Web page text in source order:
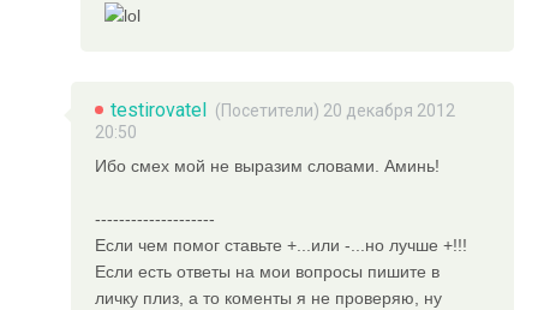
testirovatel
(Посетители) 20 декабря 2012
20:50
Ибо смех мой не выразим словами. Аминь!
--------------------
Если чем помог ставьте +...или -...но лучше +!!!
Если есть ответы на мои вопросы пишите в
личку плиз, а то коменты я не проверяю, ну